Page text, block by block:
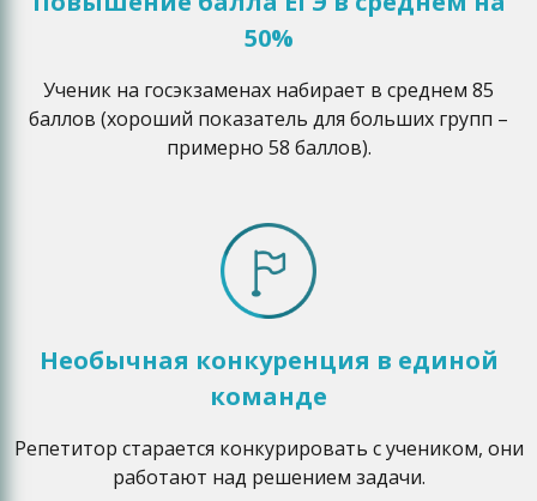
50%
Ученик на госэкзаменах набирает в среднем 85
баллов (хороший показатель для больших групп –
примерно 58 баллов).
Необычная конкуренция в единой
команде
Репетитор старается конкурировать с учеником, они
работают над решением задачи.